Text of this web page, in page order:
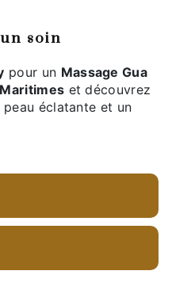
pour un Massage Gua
et découvrez
éclatante et un